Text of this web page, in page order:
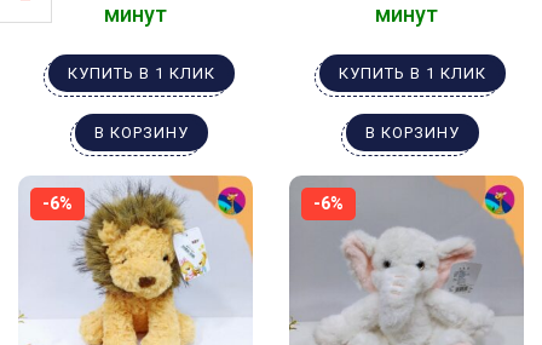
минут
КУПИТЬ В 1 КЛИК
В КОРЗИНУ
минут
КУПИТЬ В 1 КЛИК
В КОРЗИНУ
-6% -6%